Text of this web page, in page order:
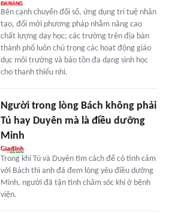
Bên cạnh chuyển đổi số, ứng dụng trí tuệ nhân
tạo, đổi mới phương pháp nhằm nâng cao
chất lượng dạy học; các trường trên địa bàn
thành phố luôn chú trọng các hoạt động giáo
dục môi trường và bảo tồn đa dạng sinh học
cho thanh thiếu nhi.
Người trong lòng Bách không phải
Tú hay Duyên mà là điều dưỡng
Minh
Trong khi Tú và Duyên tìm cách để có tình cảm
với Bách thì anh đã đem lòng yêu điều dưỡng
Minh, người đã tận tình chăm sóc khi ở bệnh
viện.